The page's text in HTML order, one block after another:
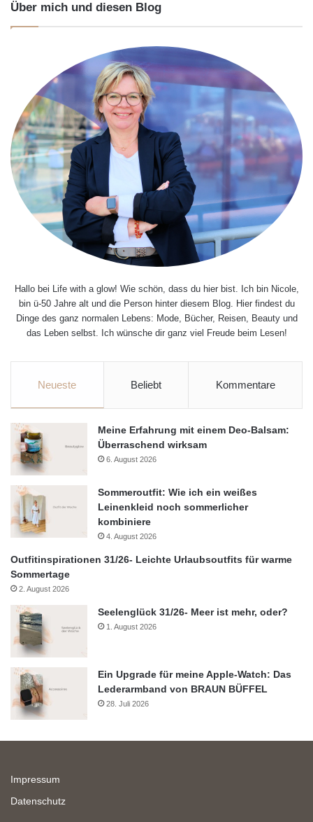
Über mich und diesen Blog
Hallo bei Life with a glow! Wie schön, dass du hier bist. Ich bin Nicole,
bin ü-50 Jahre alt und die Person hinter diesem Blog. Hier findest du
Dinge des ganz normalen Lebens: Mode, Bücher, Reisen, Beauty und
das Leben selbst. Ich wünsche dir ganz viel Freude beim Lesen!
Neueste Beliebt Kommentare
Meine Erfahrung mit einem Deo-Balsam:
Überraschend wirksam
6. August 2026
Sommeroutfit: Wie ich ein weißes
Leinenkleid noch sommerlicher
kombiniere
4. August 2026
Outfitinspirationen 31/26- Leichte Urlaubsoutfits für warme
Sommertage
2. August 2026
Seelenglück 31/26- Meer ist mehr, oder?
1. August 2026
Ein Upgrade für meine Apple-Watch: Das
Lederarmband von BRAUN BÜFFEL
28. Juli 2026
Impressum
Datenschutz